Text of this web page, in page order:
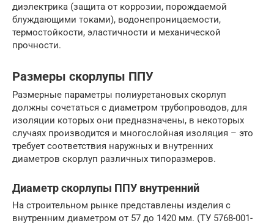
диэлектрика (защита от коррозии, порождаемой
блуждающими токами), водонепроницаемости,
термостойкости, эластичности и механической
прочности.
Размеры скорлупы ППУ
Размерные параметры полиуретановых скорлуп
должны сочетаться с диаметром трубопроводов, для
изоляции которых они предназначены, в некоторых
случаях производится и многослойная изоляция – это
требует соответствия наружных и внутренних
диаметров скорлуп различных типоразмеров.
Диаметр скорлупы ППУ внутренний
На строительном рынке представлены изделия с
внутренним диаметром от 57 до 1420 мм. (ТУ 5768-001-